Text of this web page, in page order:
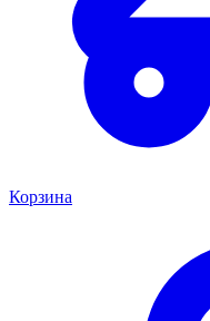
Корзина